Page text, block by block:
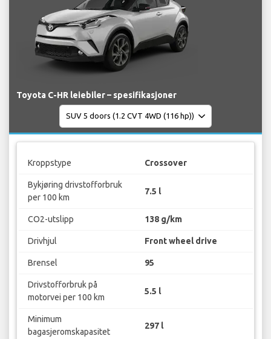
Toyota C-HR leiebiler – spesifikasjoner
Kroppstype Crossover
Bykjøring drivstofforbruk
per 100 km
7.5 l
CO2-utslipp 138 g/km
Drivhjul Front wheel drive
Brensel 95
Drivstofforbruk på
motorvei per 100 km
5.5 l
Minimum
bagasjeromskapasitet
297 l